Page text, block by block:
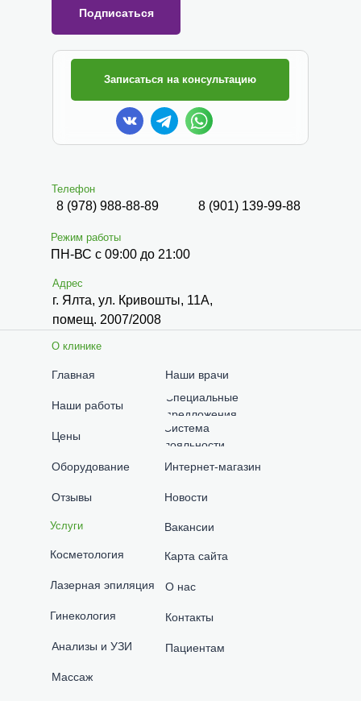
Подписаться
Записаться на консультацию
Отзывы
Телефон
Адрес
г. Ялта, ул. Кривошты, 11А,
помещ. 2007/2008
Режим работы
ПН-ВС с 09:00 до 21:00
О клинике
Главная
Наши работы
О нас
Цены
Специальные
предложения
Интернет-магазин
Система
лояльности
Новости
Косметология
Лазерная эпиляция
Массаж
Гинекология
Анализы и УЗИ
Услуги
8 (978) 988-88-89 8 (901) 139-99-88
Оборудование
Наши врачи
Вакансии
Контакты
Карта сайта
Пациентам